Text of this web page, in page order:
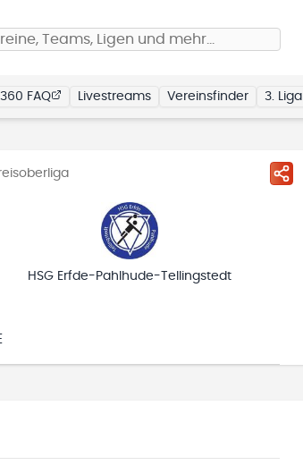
Teams, Ligen und mehr…
FAQ Livestreams Vereinsfinder 3. Liga
HSG Erfde-Pahlhude-Tellingstedt